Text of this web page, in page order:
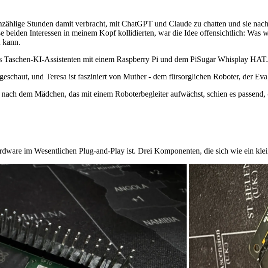
Stunden damit verbracht, mit ChatGPT und Claude zu chatten und sie
beiden Interessen in meinem Kopf kollidierten, war die Idee offensichtlich:
kann.
Taschen-KI-Assistenten mit einem Raspberry Pi und dem PiSugar Whisplay
und Teresa ist fasziniert von Muther - dem fürsorglichen Roboter, der
dem Mädchen, das mit einem Roboterbegleiter aufwächst, schien es passend,
im Wesentlichen Plug-and-Play ist. Drei Komponenten, die sich wie ein